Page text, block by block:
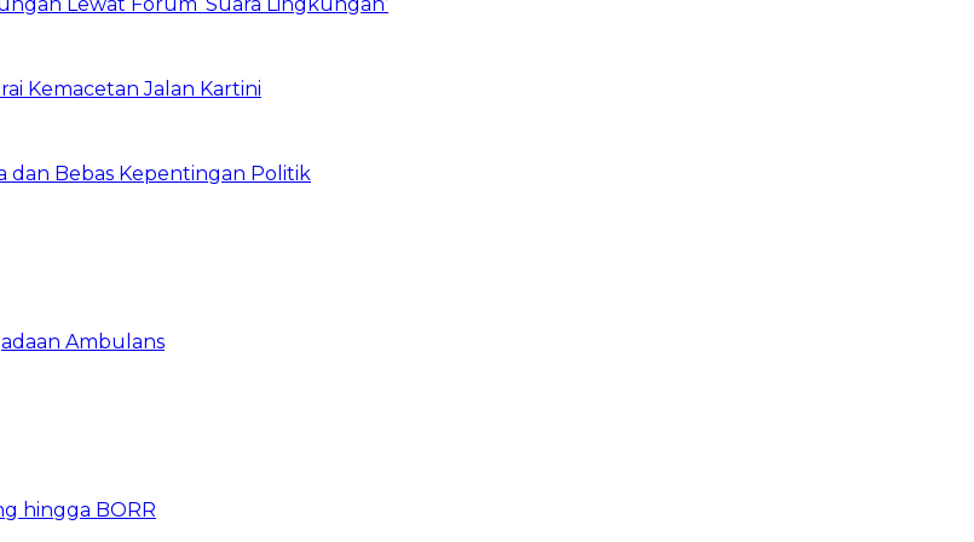
Lewat Forum ‘Suara Lingkungan’
Kemacetan Jalan Kartini
dan Bebas Kepentingan Politik
Ambulans
hingga BORR